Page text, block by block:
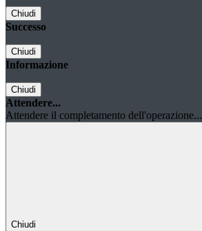
Chiudi
Successo
Chiudi
Informazione
Chiudi
Attendere...
Attendere il completamento dell'operazione...
Chiudi